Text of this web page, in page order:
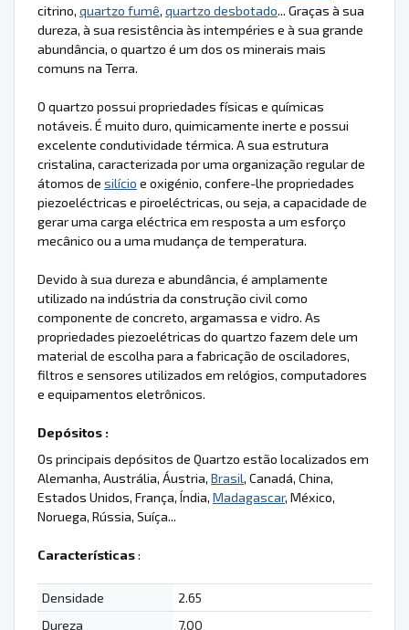
citrino, quartzo fumê, quartzo desbotado... Graças à sua
dureza, à sua resistência às intempéries e à sua grande
abundância, o quartzo é um dos os minerais mais
comuns na Terra.
O quartzo possui propriedades físicas e químicas
notáveis. É muito duro, quimicamente inerte e possui
excelente condutividade térmica. A sua estrutura
cristalina, caracterizada por uma organização regular de
átomos de silício e oxigénio, confere-lhe propriedades
piezoeléctricas e piroeléctricas, ou seja, a capacidade de
gerar uma carga eléctrica em resposta a um esforço
mecânico ou a uma mudança de temperatura.
Devido à sua dureza e abundância, é amplamente
utilizado na indústria da construção civil como
componente de concreto, argamassa e vidro. As
propriedades piezoelétricas do quartzo fazem dele um
material de escolha para a fabricação de osciladores,
filtros e sensores utilizados em relógios, computadores
e equipamentos eletrônicos.
Depósitos :
Os principais depósitos de Quartzo estão localizados em
Alemanha, Austrália, Áustria, Brasil, Canadá, China,
Estados Unidos, França, Índia, Madagascar, México,
Noruega, Rússia, Suíça...
Características:
Densidade
2.65
Dureza
7.00